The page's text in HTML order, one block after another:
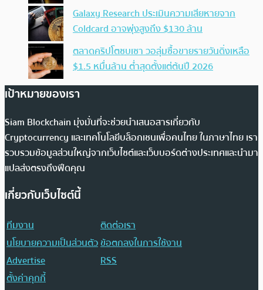
Galaxy Research ประเมินความเสียหายจาก
Coldcard อาจพุ่งสูงถึง $130 ล้าน
ตลาดคริปโตซบเซา วอลุ่มซื้อขายรายวันดิ่งเหลือ
$1.5 หมื่นล้าน ต่ำสุดตั้งแต่ต้นปี 2026
เป้าหมายของเรา
Siam Blockchain มุ่งมั่นที่จะช่วยนำเสนอสารเกี่ยวกับ
Cryptocurrency และเทคโนโลยีบล็อกเชนเพื่อคนไทย ในภาษาไทย เรา
รวบรวมข้อมูลส่วนใหญ่จากเว็บไซต์และเว็บบอร์ดต่างประเทศและนำมา
แปลส่งตรงถึงฟีดคุณ
เกี่ยวกับเว็บไซต์นี้
ทีมงาน
ติดต่อเรา
นโยบายความเป็นส่วนตัวข้อตกลงในการใช้งาน
Advertise
RSS
ตั้งค่าคุกกี้